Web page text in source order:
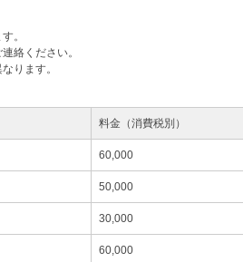
。
絡ください。
ります。
料金（消費税別）
60,000
50,000
30,000
60,000